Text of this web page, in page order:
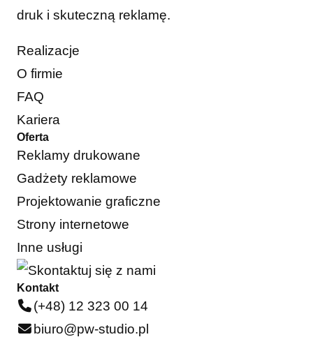
druk i skuteczną reklamę.
Realizacje
O firmie
FAQ
Kariera
Oferta
Reklamy drukowane
Gadżety reklamowe
Projektowanie graficzne
Strony internetowe
Inne usługi
Kontakt
(+48) 12 323 00 14
biuro@pw-studio.pl